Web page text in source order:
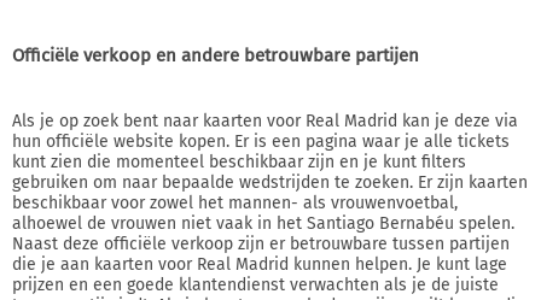
Officiële verkoop en andere betrouwbare partijen
Als je op zoek bent naar kaarten voor Real Madrid kan je deze via
hun officiële website kopen. Er is een pagina waar je alle tickets
kunt zien die momenteel beschikbaar zijn en je kunt filters
gebruiken om naar bepaalde wedstrijden te zoeken. Er zijn kaarten
beschikbaar voor zowel het mannen- als vrouwenvoetbal,
alhoewel de vrouwen niet vaak in het Santiago Bernabéu spelen.
Naast deze officiële verkoop zijn er betrouwbare tussen partijen
die je aan kaarten voor Real Madrid kunnen helpen. Je kunt lage
prijzen en een goede klantendienst verwachten als je de juiste